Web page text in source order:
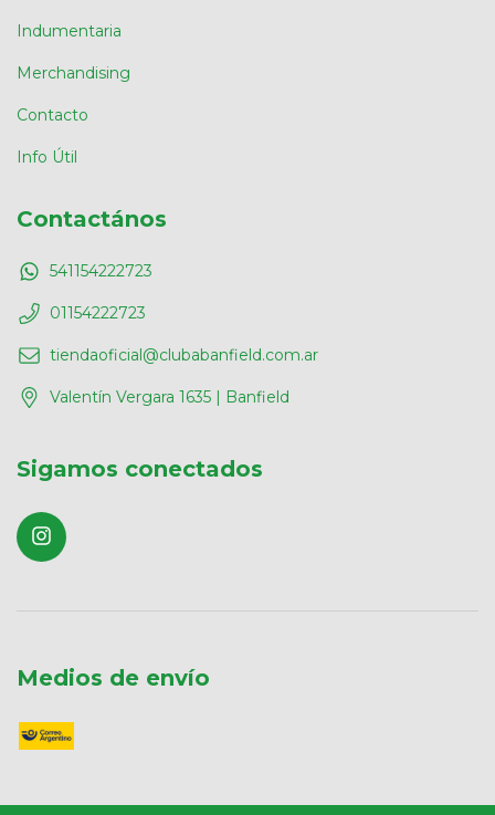
Indumentaria
Merchandising
Contacto
Info Útil
Contactános
541154222723
01154222723
tiendaoficial@clubabanfield.com.ar
Valentín Vergara 1635 | Banfield
Sigamos conectados
Medios de envío